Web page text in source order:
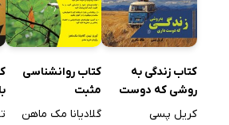
کتاب زندگی به
روشی که دوست
داری
کریل پسی
کتاب روانشناسی
مثبت
گلادیانا مک ماهن